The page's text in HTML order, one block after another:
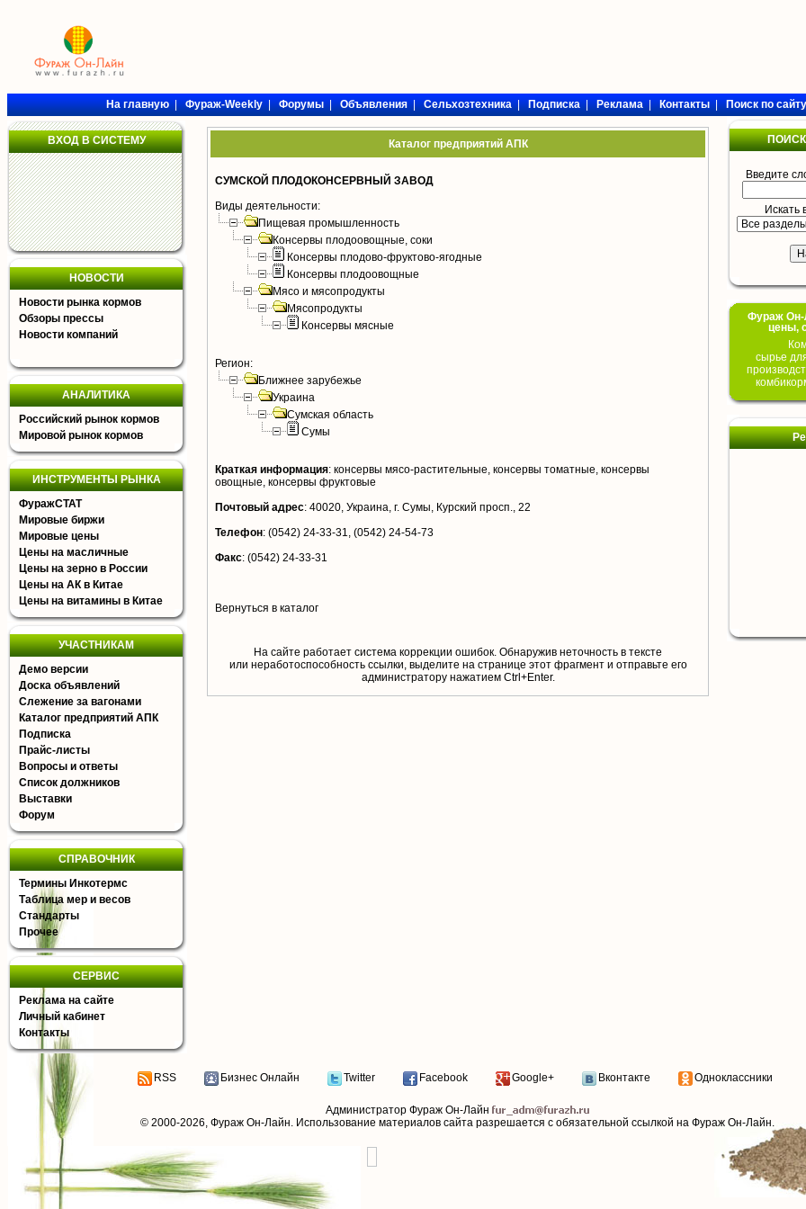
На главную|Фураж-Weekly|Форумы|Объявления|Сельхозтехника|Подписка|Реклама|Контакты|Поиск по сайту
ВХОД В СИСТЕМУ
НОВОСТИ
Новости рынка кормов
Обзоры прессы
Новости компаний
АНАЛИТИКА
Российский рынок кормов
Мировой рынок кормов
ИНСТРУМЕНТЫ РЫНКА
ФуражСТАТ
Мировые биржи
Мировые цены
Цены на масличные
Цены на зерно в России
Цены на АК в Китае
Цены на витамины в Китае
УЧАСТНИКАМ
Демо версии
Доска объявлений
Слежение за вагонами
Каталог предприятий АПК
Подписка
Прайс-листы
Вопросы и ответы
Список должников
Выставки
Форум
СПРАВОЧНИК
Термины Инкотермс
Таблица мер и весов
Стандарты
Прочее
СЕРВИС
Реклама на сайте
Личный кабинет
Контакты
Каталог предприятий АПК
СУМСКОЙ ПЛОДОКОНСЕРВНЫЙ ЗАВОД
Виды деятельности:
Пищевая промышленность
Консервы плодоовощные, соки
Консервы плодово-фруктово-ягодные
Консервы плодоовощные
Мясо и мясопродукты
Мясопродукты
Консервы мясные
Регион:
Ближнее зарубежье
Украина
Сумская область
Сумы
Краткая информация: консервы мясо-растительные, консервы томатные, консервы
овощные, консервы фруктовые
Почтовый адрес: 40020, Украина, г. Сумы, Курский просп., 22
Телефон: (0542) 24-33-31, (0542) 24-54-73
Факс: (0542) 24-33-31
Вернуться в каталог
На сайте работает система коррекции ошибок. Обнаружив неточность в тексте
или неработоспособность ссылки, выделите на странице этот фрагмент и отправьте его
aдминистратору нажатием Ctrl+Enter.
Введите
Искать
Фураж Он-
цены,
сырье
RSS Бизнес Онлайн Twitter Facebook Google+ Вконтакте Одноклассники
Администратор Фураж Он-Лайн
© 2000-2026, Фураж Он-Лайн. Использование материалов сайта разрешается с обязательной ссылкой на Фураж Он-Лайн.